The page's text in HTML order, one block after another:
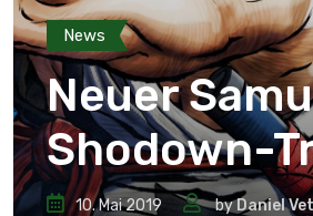
News
Neuer
Shodown-
10. Mai 2019 byDaniel